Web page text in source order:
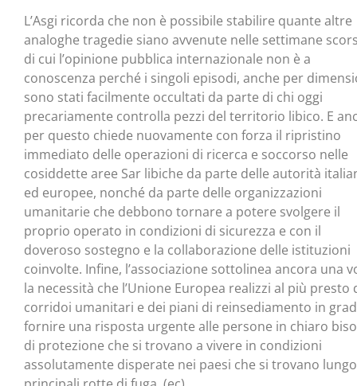
L’Asgi ricorda che non è possibile stabilire quante altre
analoghe tragedie siano avvenute nelle settimane
di cui l’opinione pubblica internazionale non è a
conoscenza perché i singoli episodi, anche per
sono stati facilmente occultati da parte di chi oggi
precariamente controlla pezzi del territorio libico. E
per questo chiede nuovamente con forza il ripristino
immediato delle operazioni di ricerca e soccorso nelle
cosiddette aree Sar libiche da parte delle autorità
ed europee, nonché da parte delle organizzazioni
umanitarie che debbono tornare a potere svolgere il
proprio operato in condizioni di sicurezza e con il
doveroso sostegno e la collaborazione delle istituzioni
coinvolte. Infine, l’associazione sottolinea ancora una
la necessità che l’Unione Europea realizzi al più presto
corridoi umanitari e dei piani di reinsediamento in
fornire una risposta urgente alle persone in chiaro
di protezione che si trovano a vivere in condizioni
assolutamente disperate nei paesi che si trovano